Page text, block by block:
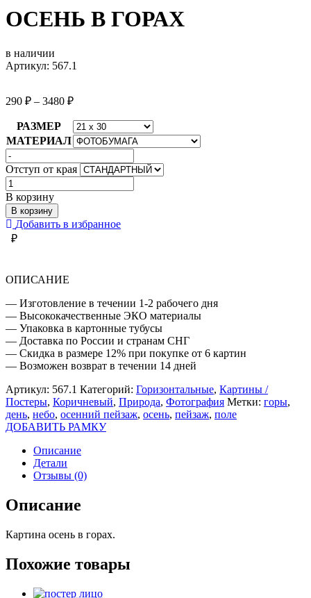
ОСЕНЬ В ГОРАХ
в наличии
Артикул: 567.1
290 ₽ – 3480 ₽
РАЗМЕР
МАТЕРИАЛ
Отступ от края
Количество
товара
ОСЕНЬ
В
ГОРАХ
В корзину
В корзину
Добавить в избранное
₽
ОПИСАНИЕ
— Изготовление в течении 1-2 рабочего дня
— Высококачественные ЭКО материалы
— Упаковка в картонные тубусы
— Доставка по России и странам СНГ
— Скидка в размере 12% при покупке от 6 картин
— Возможен возврат в течении 14 дней
Артикул: 567.1 Категорий: Горизонтальные, Картины /
Постеры, Коричневый, Природа, Фотография Метки: горы,
день, небо, осенний пейзаж, осень, пейзаж, поле
ДОБАВИТЬ РАМКУ
Описание
Детали
Отзывы (0)
Описание
Картина осень в горах.
Похожие товары